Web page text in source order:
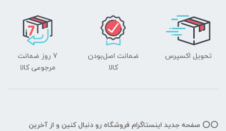
تحویل اکسپرس
ضمانت اصل‌بودن
کالا
7 روز ضمانت
مرجوعی کالا
⭕️⭕️ صفحه جدید اینستاگرام فروشگاه رو دنبال کنین و از آخرین